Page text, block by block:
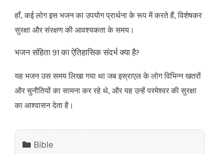
हाँ, कई लोग इस भजन का उपयोग प्रार्थना के रूप में करते हैं, विशेषकर
सुरक्षा और संरक्षण की आवश्यकता के समय।​
भजन संहिता 91 का ऐतिहासिक संदर्भ क्या है?
यह भजन उस समय लिखा गया था जब इस्राएल के लोग विभिन्न खतरों
और चुनौतियों का सामना कर रहे थे, और यह उन्हें परमेश्वर की सुरक्षा
का आश्वासन देता है।
Categories
Bible